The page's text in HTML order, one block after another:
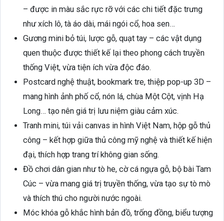
– được in màu sắc rực rỡ với các chi tiết đặc trưng
như xích lô, tà áo dài, mái ngói cổ, hoa sen…
Gương mini bỏ túi, lược gỗ, quạt tay – các vật dụng
quen thuộc được thiết kế lại theo phong cách truyền
thống Việt, vừa tiện ích vừa độc đáo.
Postcard nghệ thuật, bookmark tre, thiệp pop-up 3D –
mang hình ảnh phố cổ, nón lá, chùa Một Cột, vịnh Hạ
Long… tạo nên giá trị lưu niệm giàu cảm xúc.
Tranh mini, túi vải canvas in hình Việt Nam, hộp gỗ thủ
công – kết hợp giữa thủ công mỹ nghệ và thiết kế hiện
đại, thích hợp trang trí không gian sống.
Đồ chơi dân gian như tò he, cờ cá ngựa gỗ, bộ bài Tam
Cúc – vừa mang giá trị truyền thống, vừa tạo sự tò mò
và thích thú cho người nước ngoài.
Móc khóa gỗ khắc hình bản đồ, trống đồng, biểu tượng